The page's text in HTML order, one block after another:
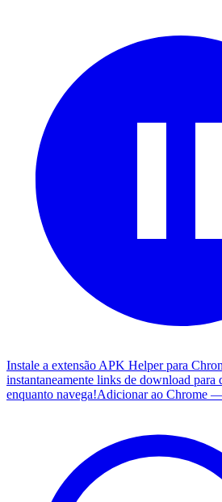
Instale a extensão APK Helper para
instantaneamente links de download para
enquanto navega!Adicionar ao Chrome